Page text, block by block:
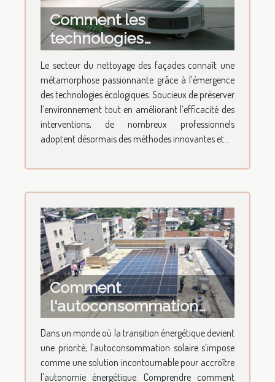
Comment les
technologies
écologiques
transforment le
nettoyage des façades ?
Le secteur du nettoyage des façades connaît une
métamorphose passionnante grâce à l’émergence
des technologies écologiques. Soucieux de préserver
l’environnement tout en améliorant l’efficacité des
interventions, de nombreux professionnels
adoptent désormais des méthodes innovantes et...
Comment
l'autoconsommation
solaire améliore-t-elle
l'autonomie énergétique
?
Dans un monde où la transition énergétique devient
une priorité, l’autoconsommation solaire s’impose
comme une solution incontournable pour accroître
l'autonomie énergétique. Comprendre comment